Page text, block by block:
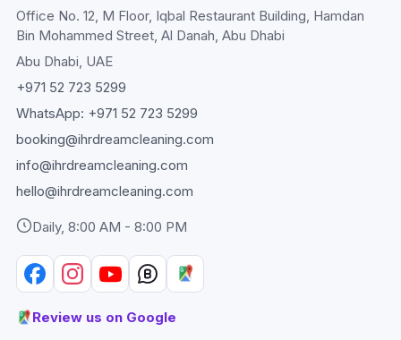
Office No. 12, M Floor, Iqbal Restaurant Building, Hamdan
Bin Mohammed Street, Al Danah, Abu Dhabi
Abu Dhabi, UAE
+971 52 723 5299
WhatsApp: +971 52 723 5299
booking@ihrdreamcleaning.com
info@ihrdreamcleaning.com
hello@ihrdreamcleaning.com
Daily, 8:00 AM - 8:00 PM
Review us on Google